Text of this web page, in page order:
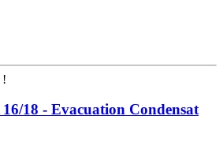
!
18 - Evacuation Condensat